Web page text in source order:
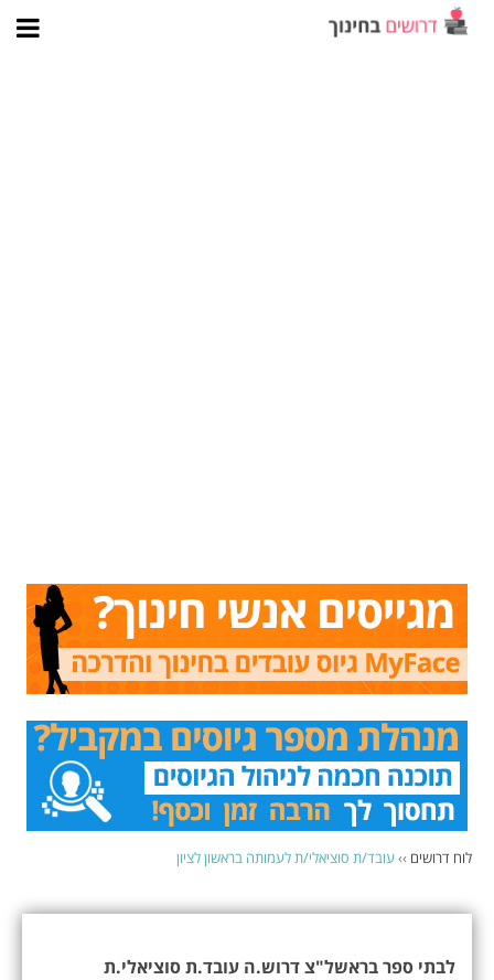
לוח דרושים ››עובד/ת סוציאלי/ת לעמותה בראשון לציון
לבתי ספר בראשל"צ דרוש.ה עובד.ת סוציאלי.ת